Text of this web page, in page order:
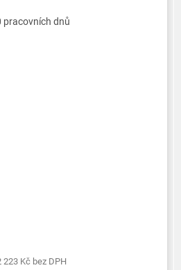
pracovních dnů
223 Kč bez DPH